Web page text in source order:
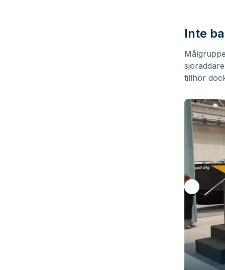
Inte
tillhör